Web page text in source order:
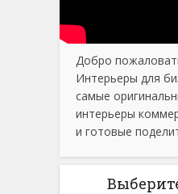
Добро
Интерьеры для
самые
интерьеры
и готовые